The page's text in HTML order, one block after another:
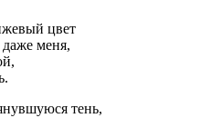
цвет
меня,
тень,